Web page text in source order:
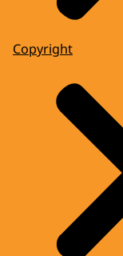
Copyright